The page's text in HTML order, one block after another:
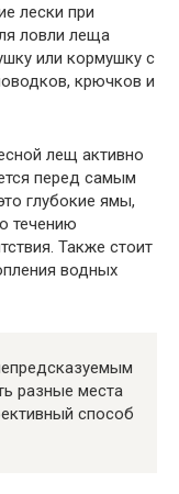
лески при
ловли леща
или кормушку с
крючков и
лещ активно
перед самым
глубокие ямы,
течению
Также стоит
водных
разные места
способ